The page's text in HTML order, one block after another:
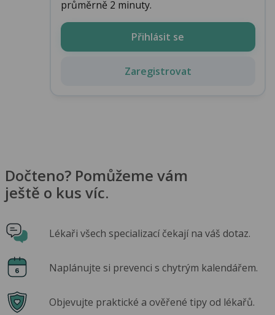
průměrně 2 minuty.
Přihlásit se
Zaregistrovat
Dočteno? Pomůžeme vám
ještě o kus víc.
Lékaři všech specializací čekají na váš dotaz.
Naplánujte si prevenci s chytrým kalendářem.
Objevujte praktické a ověřené tipy od lékařů.